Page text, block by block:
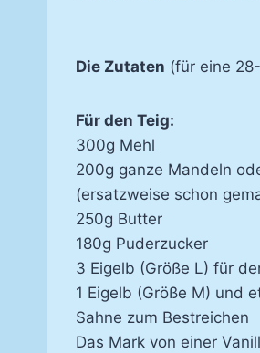
Die Zutaten (für eine
Für den Teig:
300g Mehl
200g ganze Mandeln
(ersatzweise schon
250g Butter
180g Puderzucker
3 Eigelb (Größe L) für
1 Eigelb (Größe M) und
Sahne zum Bestreichen
Das Mark von einer